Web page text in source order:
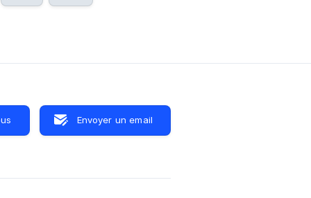
Envoyer un email